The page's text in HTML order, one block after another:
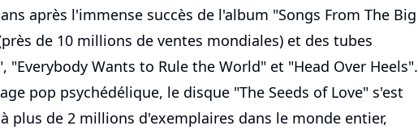
après l'immense succès de l'album "Songs From The Big
de 10 millions de ventes mondiales) et des tubes
"Everybody Wants to Rule the World" et "Head Over Heels".
pop psychédélique, le disque "The Seeds of Love" s'est
plus de 2 millions d'exemplaires dans le monde entier,